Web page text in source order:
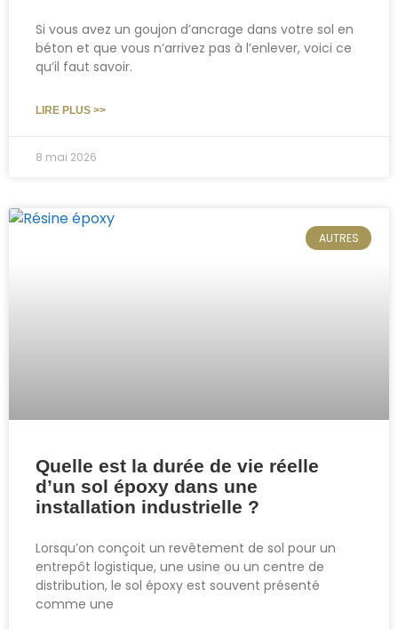
Si vous avez un goujon d’ancrage dans votre sol en
béton et que vous n’arrivez pas à l’enlever, voici ce
qu’il faut savoir.
LIRE PLUS >>
8 mai 2026
AUTRES
Quelle est la durée de vie réelle
d’un sol époxy dans une
installation industrielle ?
Lorsqu’on conçoit un revêtement de sol pour un
entrepôt logistique, une usine ou un centre de
distribution, le sol époxy est souvent présenté
comme une